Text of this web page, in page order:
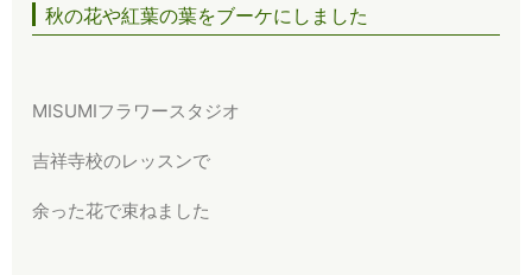
秋の花や紅葉の葉をブーケにしました
MISUMIフラワースタジオ
吉祥寺校のレッスンで
余った花で束ねました